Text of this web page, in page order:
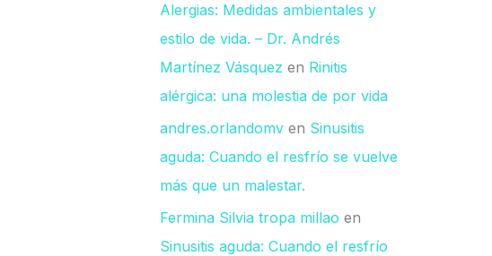
Alergias: Medidas ambientales y
estilo de vida. – Dr. Andrés
Martínez Vásquez en Rinitis
alérgica: una molestia de por vida
andres.orlandomv en Sinusitis
aguda: Cuando el resfrío se vuelve
más que un malestar.
Fermina Silvia tropa millao en
Sinusitis aguda: Cuando el resfrío